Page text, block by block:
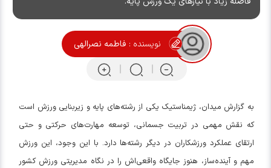
نویسنده : فاطمه نصرالهی
به گزارش میدان، ژیمناستیک یکی از رشته‌های پایه و زیربنایی ورزش است
که نقش مهمی در تربیت جسمانی، توسعه مهارت‌های حرکتی و حتی
ارتقای عملکرد ورزشکاران در دیگر رشته‌ها دارد. با این وجود، این ورزش
مهم و آینده‌ساز، هنوز جایگاه واقعی‌اش را در نگاه مدیریتی ورزش کشور